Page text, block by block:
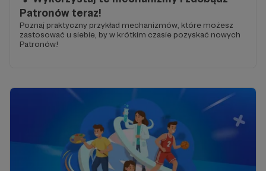
Patronów teraz!
Poznaj praktyczny przykład mechanizmów, które możesz
zastosować u siebie, by w krótkim czasie pozyskać nowych
Patronów!